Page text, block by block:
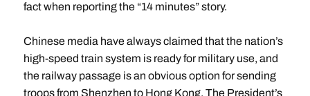
fact when reporting the “14 minutes” story.
Chinese media have always claimed that the nation’s
high-speed train system is ready for military use, and
the railway passage is an obvious option for sending
troops from Shenzhen to Hong Kong. The President’s